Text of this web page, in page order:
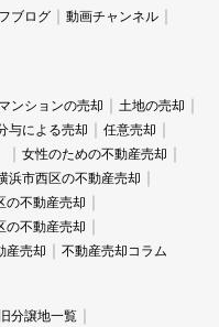
ブログ
動画チャンネル
マンションの売却
土地の売却
与による売却
任意売却
女性のための不動産売却
浜市西区の不動産売却
の不動産売却
の不動産売却
産売却 不動産売却コラム
旧分譲地一覧